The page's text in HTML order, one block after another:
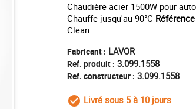
Chaudière acier 1500W pour
Chauffe jusqu'au 90°C Référence
Clean
Fabricant : LAVOR
Ref. produit : 3.099.1558
Ref. constructeur : 3.099.1558
check_circle_outline
Livré sous 5 à 10 jours